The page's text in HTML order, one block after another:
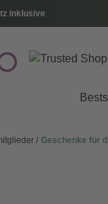
inklusive
Geschenke für